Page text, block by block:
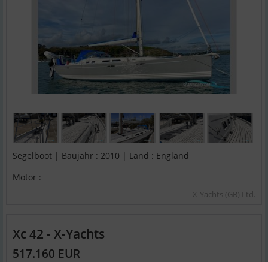
Segelboot | Baujahr : 2010 | Land : England
Motor :
X-Yachts (GB) Ltd.
Xc 42 - X-Yachts
517.160 EUR